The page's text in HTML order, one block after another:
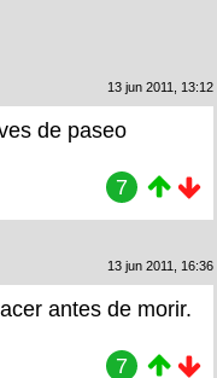
13 jun 2011, 13:12
de paseo
7
13 jun 2011, 16:36
antes de morir.
7